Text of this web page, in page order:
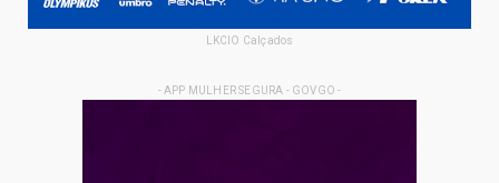
LKCIO Calçados
- APP MULHER SEGURA - GOVGO -